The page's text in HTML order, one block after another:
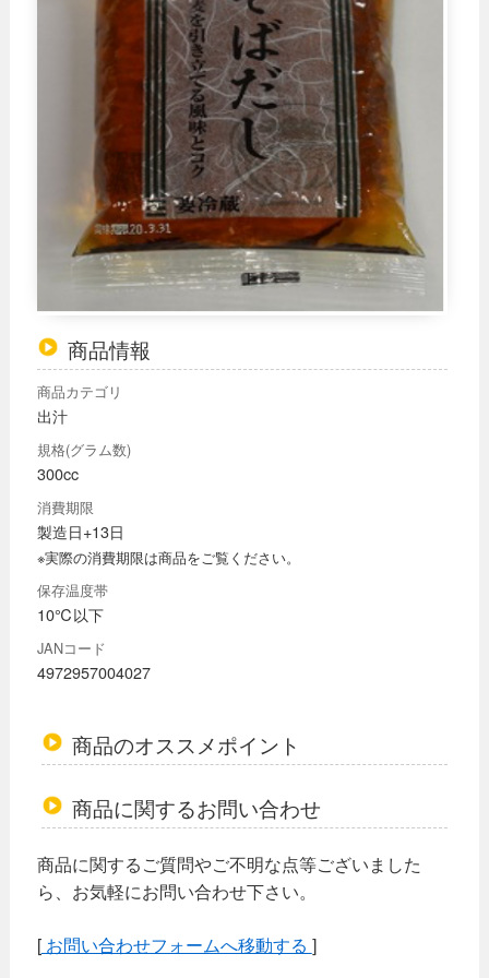
商品情報
商品カテゴリ
出汁
規格(グラム数)
300cc
消費期限
製造日+13日
※実際の消費期限は商品をご覧ください。
保存温度帯
10℃以下
JANコード
4972957004027
商品のオススメポイント
商品に関するお問い合わせ
商品に関するご質問やご不明な点等ございました
ら、お気軽にお問い合わせ下さい。
[お問い合わせフォームへ移動する ]